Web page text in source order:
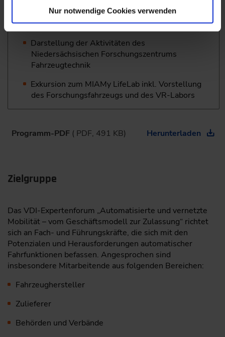
Nur notwendige Cookies verwenden
Zulassung des automatisierten Fahrens
Informationen zur aktuellen Rechtsprechung
Darstellung der Aktivitäten des
Niedersächsischen Forschungszentrums
Fahrzeugtechnik
Exkursion zum MIAMy LifeLab inkl. Vorstellung
des Forschungsfahrzeugs und des VR-Labors
Programm-PDF ( PDF, 491 KB) Herunterladen
Zielgruppe
Das VDI-Expertenforum „Automatisierte und vernetzte
Mobilität – vom Geschäftsmodell zur Zulassung“ richtet
sich an Fach- und Führungskräfte, die sich mit den
Potenzialen und Herausforderungen automatischer
Fahrfunktionen befassen. Angesprochen sind
insbesondere Mitarbeitende aus folgenden Bereichen:
Fahrzeughersteller
Zulieferer
Behörden und Verbände